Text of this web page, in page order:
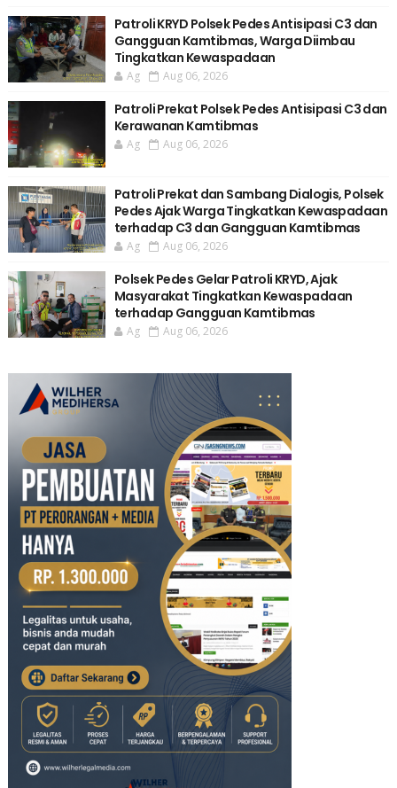
Patroli KRYD Polsek Pedes Antisipasi C3 dan
Gangguan Kamtibmas, Warga Diimbau
Tingkatkan Kewaspadaan
Ag Aug 06, 2026
Patroli Prekat Polsek Pedes Antisipasi C3 dan
Kerawanan Kamtibmas
Ag Aug 06, 2026
Patroli Prekat dan Sambang Dialogis, Polsek
Pedes Ajak Warga Tingkatkan Kewaspadaan
terhadap C3 dan Gangguan Kamtibmas
Ag Aug 06, 2026
Polsek Pedes Gelar Patroli KRYD, Ajak
Masyarakat Tingkatkan Kewaspadaan
terhadap Gangguan Kamtibmas
Ag Aug 06, 2026